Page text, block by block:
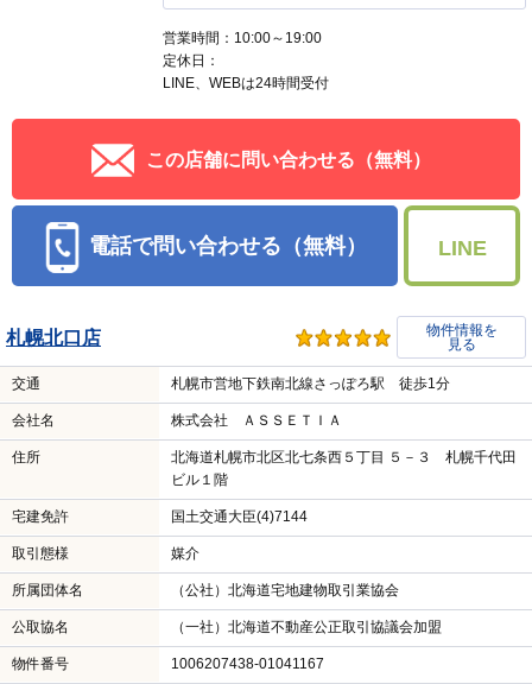
営業時間：10:00～19:00
定休日：
LINE、WEBは24時間受付
この店舗に問い合わせる（無料）
電話で問い合わせる（無料） LINE
札幌北口店
物件情報を
見る
交通 札幌市営地下鉄南北線さっぽろ駅 徒歩1分
会社名 株式会社 ＡＳＳＥＴＩＡ
住所
北海道札幌市北区北七条西５丁目 ５－３ 札幌千代田
ビル１階
宅建免許 国土交通大臣(4)7144
取引態様 媒介
所属団体名 （公社）北海道宅地建物取引業協会
公取協名 （一社）北海道不動産公正取引協議会加盟
物件番号 1006207438-01041167